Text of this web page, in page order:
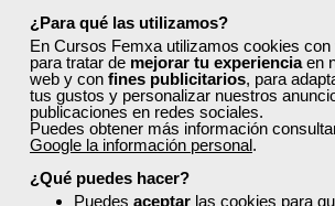
¿Para qué las utilizamos?
En Cursos Femxa utilizamos cookies con
para tratar de mejorar tu experienciaen
web y con fines publicitarios, para
tus gustos y personalizar nuestros
publicaciones en redes sociales.
Puedes obtener más información
Google la información personal.
¿Qué puedes hacer?
Puedes aceptar las cookies para
Matrícula cerrada
10 646